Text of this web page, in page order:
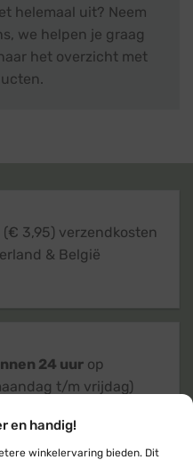
en handig!
winkelervaring bieden. Dit
helemaal uit? Neem
we helpen je graag
het overzicht met
(€ 3,95) verzendkosten
& België
24 uur op
t/m vrijdag)